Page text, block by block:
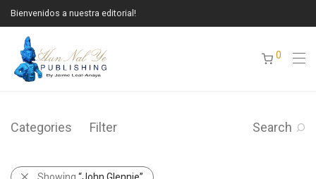
Bienvenidos a nuestra editorial!
0
Categories Filter Search